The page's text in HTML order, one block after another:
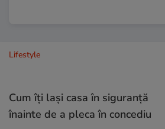
Lifestyle
Cum îţi laşi casa în siguranţă
înainte de a pleca în concediu